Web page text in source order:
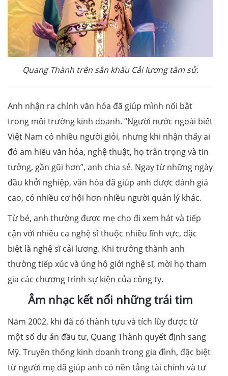
Quang Thành trên sân khấu Cải lương tâm sử.
Anh nhận ra chính văn hóa đã giúp mình nổi bật
trong môi trường kinh doanh. “Người nước ngoài biết
Việt Nam có nhiều người giỏi, nhưng khi nhận thấy ai
đó am hiểu văn hóa, nghệ thuật, họ trân trọng và tin
tưởng, gần gũi hơn”, anh chia sẻ. Ngay từ những ngày
đầu khởi nghiệp, văn hóa đã giúp anh được đánh giá
cao, có nhiều cơ hội hơn nhiều người quản lý khác.
Từ bé, anh thường được mẹ cho đi xem hát và tiếp
cận với nhiều ca nghệ sĩ thuộc nhiều lĩnh vực, đặc
biệt là nghệ sĩ cải lương. Khi trưởng thành anh
thường tiếp xúc và ủng hộ giới nghệ sĩ, mời họ tham
gia các chương trình sự kiện của công ty.
Âm nhạc kết nối những trái tim
Năm 2002, khi đã có thành tựu và tích lũy được từ
một số dự án đầu tư, Quang Thành quyết định sang
Mỹ. Truyền thống kinh doanh trong gia đình, đặc biệt
từ người mẹ đã giúp anh có nền tảng tài chính và tư